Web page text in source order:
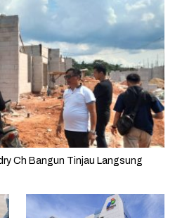
Ch Bangun Tinjau Langsung